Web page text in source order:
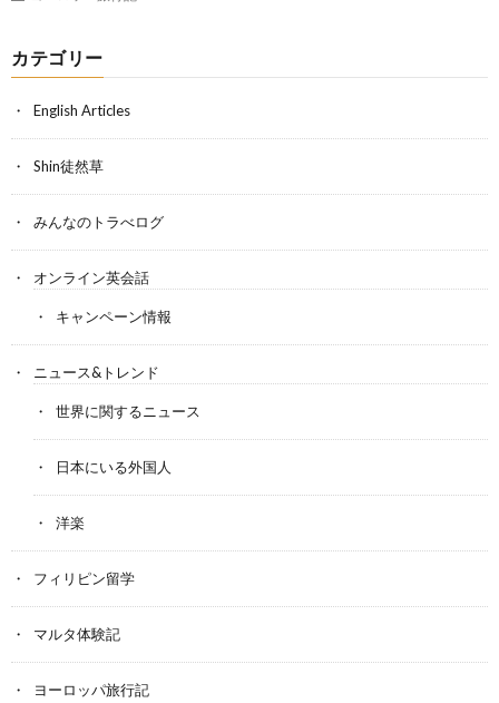
カテゴリー
English Articles
Shin徒然草
みんなのトラべログ
オンライン英会話
キャンペーン情報
ニュース&トレンド
世界に関するニュース
日本にいる外国人
洋楽
フィリピン留学
マルタ体験記
ヨーロッパ旅行記